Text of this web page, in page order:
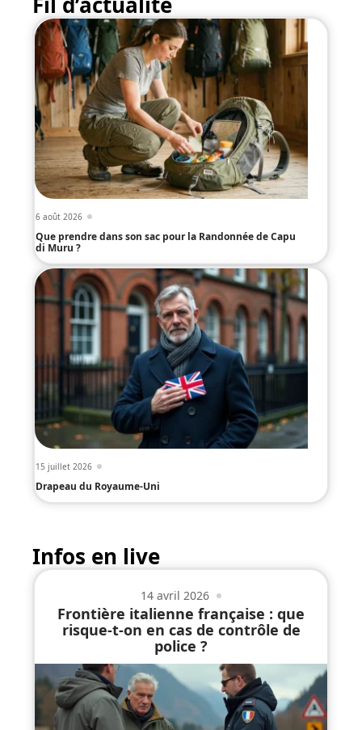
6 août 2026
Que prendre dans son sac pour la Randonnée de Capu
di Muru ?
15 juillet 2026
Drapeau du Royaume-Uni
Infos en live
14 avril 2026
Frontière italienne française : que
risque-t-on en cas de contrôle de
police ?